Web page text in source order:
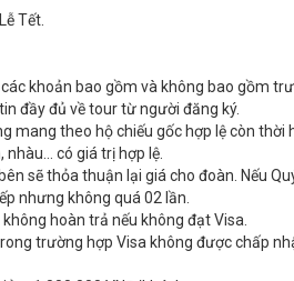
Tết.
khoản bao gồm và không bao gồm
đầy đủ về tour từ người đăng ký.
mang theo hộ chiếu gốc hợp lệ còn thời
có giá trị hợp lệ.
sẽ thỏa thuận lại giá cho đoàn. Nếu
nhưng không quá 02 lần.
hoàn trả nếu không đạt Visa.
trường hợp Visa không được chấp